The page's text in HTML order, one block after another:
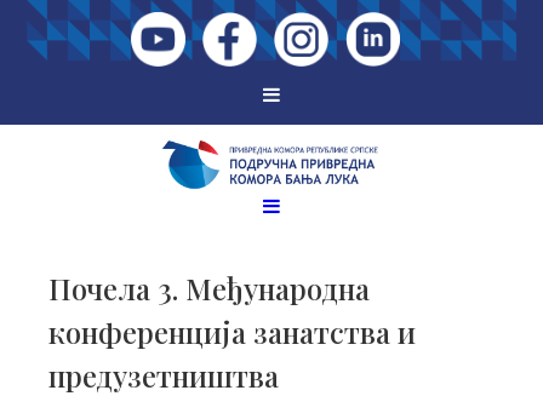
Почела 3. Међународна
конференција занатства и
предузетништва